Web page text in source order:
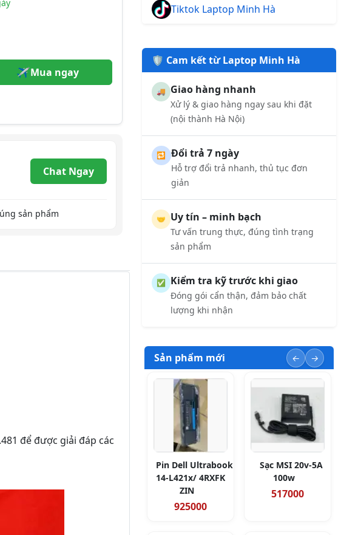
Mua ngay
Chat Ngay
sản phẩm
để được giải đáp các
Tiktok Laptop Minh Hà
🛡️ Cam kết từ Laptop Minh Hà
🚚 Giao hàng nhanh
Xử lý & giao hàng ngay sau khi đặt
(nội thành Hà Nội)
🔁 Đổi trả 7 ngày
Hỗ trợ đổi trả nhanh, thủ tục đơn
giản
🤝 Uy tín – minh bạch
Tư vấn trung thực, đúng tình trạng
sản phẩm
✅ Kiểm tra kỹ trước khi giao
Đóng gói cẩn thận, đảm bảo chất
lượng khi nhận
Sản phẩm mới
Pin Dell Ultrabook
14-L421x/ 4RXFK
ZIN
925000
Sạc MSI 20v-5A
100w
517000